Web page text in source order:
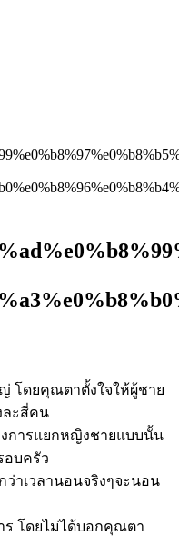
โดยคุณตาตั้งใจให้ผู้ชาย
ละสี่คน
งการแยกหญิงชายแบบนั้น
อบครัว
ว่าเวลานอนจริงๆจะนอน
ร โดยไม่ได้บอกคุณตา